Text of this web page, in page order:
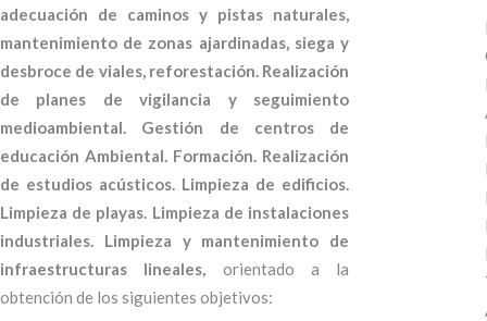
adecuación de caminos y pistas naturales,
mantenimiento de zonas ajardinadas, siega y
desbroce de viales, reforestación. Realización
de planes de vigilancia y seguimiento
medioambiental. Gestión de centros de
educación Ambiental. Formación. Realización
de estudios acústicos. Limpieza de edificios.
Limpieza de playas. Limpieza de instalaciones
industriales. Limpieza y mantenimiento de
infraestructuras lineales, orientado a la
obtención de los siguientes objetivos: